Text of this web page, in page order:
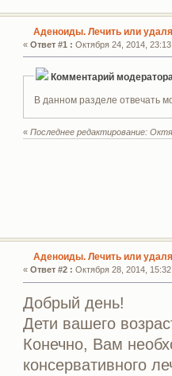
Аденоиды. Лечить или
«Ответ #1 : Октября 24, 2014,
Комментарий
В данном разделе отвечать
«Последнее редактирование:
Аденоиды. Лечить или
«Ответ #2 : Октября 28, 2014,
Добрый день!
Дети вашего
Конечно, Вам
консервативного